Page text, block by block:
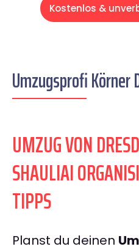
Kostenlos &
Umzugsprofi Körner
UMZUG VON
SHAULIAI
TIPPS
Planst du deinen